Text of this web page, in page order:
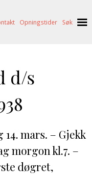
GRØNLAND
Opningstider Søk
d/s
mars. – Gjekk
morgon kl.7. –
døgret,